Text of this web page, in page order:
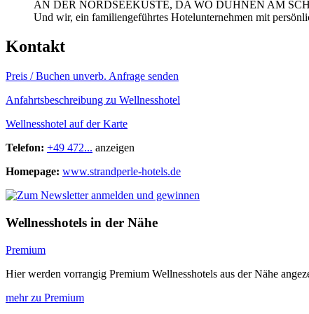
AN DER NORDSEEKÜSTE, DA WO DUHNEN AM
Und wir, ein familiengeführtes Hotelunternehmen mit
Kontakt
Preis / Buchen unverb. Anfrage senden
Anfahrtsbeschreibung zu Wellnesshotel
Wellnesshotel auf der Karte
Telefon: +49 472... anzeigen
Homepage: www.strandperle-hotels.de
Wellnesshotels in der Nähe
Premium
Hier werden vorrangig Premium Wellnesshotels aus der Nähe
mehr zu Premium